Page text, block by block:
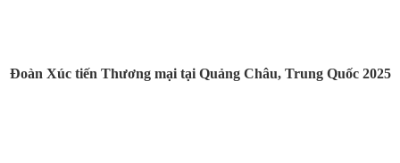
Đoàn Xúc tiến Thương mại tại Quảng Châu, Trung Quốc 2025